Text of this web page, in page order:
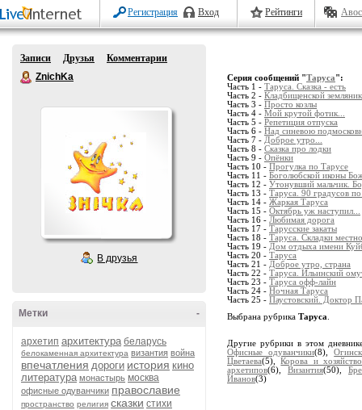
Регистрация Вход Рейтинги
Записи Друзья
Комментарии
ZnichKa
В друзья
-
Метки
архетип архитектура беларусь
белокаменная архитектура византия война
впечатления дороги история кино
литература монастырь москва
офисные одуванчики православие
пространство религия сказки стихи
Серия сообщений "Таруса":
Часть 1 - Таруса. Сказка - есть
Часть 2 - Кладбищенской
Часть 3 - Просто козлы
Часть 4 - Мой крутой фотик...
Часть 5 - Репетиция отпуска
Часть 6 - Над синевою
Часть 7 - Доброе утро...
Часть 8 - Сказка про лодки
Часть 9 - Опёнки
Часть 10 - Прогулка по Тарусе
Часть 11 - Боголюбской иконы
Часть 12 - Утонувший мальчик.
Часть 13 - Таруса. 90 градусов
Часть 14 - Жаркая Таруса
Часть 15 - Октябрь уж наступил...
Часть 16 - Любимая дорога
Часть 17 - Тарусские закаты
Часть 18 - Таруса. Складки
Часть 19 - Дом отдыха имени
Часть 20 - Таруса
Часть 21 - Доброе утро, страна
Часть 22 - Таруса. Ильинский
Часть 23 - Таруса офф-лайн
Часть 24 - Ночная Таруса
Часть 25 - Паустовский. Доктор
Выбрана рубрика Таруса
Другие рубрики в этом
Офисные одуванчики(8),
Цветаева(5),Корова и хозяйство
архетипов(6), Византия(50),
Иванов(3)